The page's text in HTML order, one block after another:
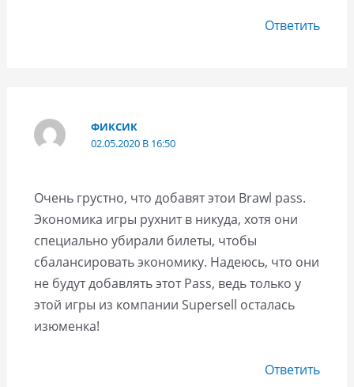
Ответить
ФИКСИК
02.05.2020 В 16:50
Очень грустно, что добавят этои Brawl pass.
Экономика игры рухнит в никуда, хотя они
специально убирали билеты, чтобы
сбалансировать экономику. Надеюсь, что они
не будут добавлять этот Pass, ведь только у
этой игры из компании Supersell осталась
изюменка!
Ответить